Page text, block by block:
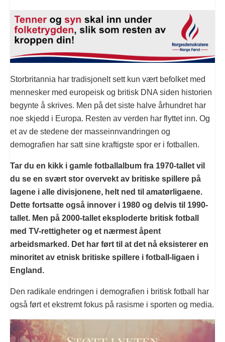
Storbritannia har tradisjonelt sett kun vært befolket med
mennesker med europeisk og britisk DNA siden historien
begynte å skrives. Men på det siste halve århundret har
noe skjedd i Europa. Resten av verden har flyttet inn. Og
et av de stedene der masseinnvandringen og
demografien har satt sine kraftigste spor er i fotballen.
Tar du en kikk i gamle fotballalbum fra 1970-tallet vil
du se en svært stor overvekt av britiske spillere på
lagene i alle divisjonene, helt ned til amatørligaene.
Dette fortsatte også innover i 1980 og delvis til 1990-
tallet. Men på 2000-tallet eksploderte britisk fotball
med TV-rettigheter og et nærmest åpent
arbeidsmarked. Det har ført til at det nå eksisterer en
minoritet av etnisk britiske spillere i fotball-ligaen i
England.
Den radikale endringen i demografien i britisk fotball har
også ført et ekstremt fokus på rasisme i sporten og media.